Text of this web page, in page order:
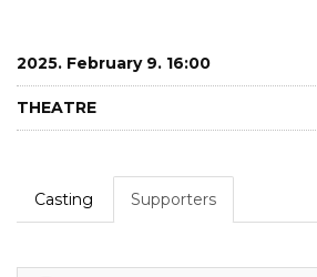
2025. February 9. 16:00
THEATRE
Casting Supporters